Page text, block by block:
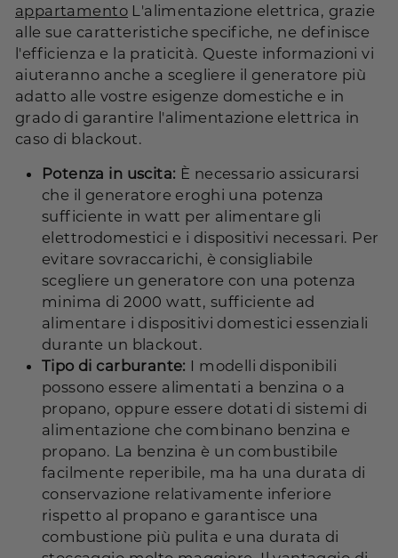
appartamento L'alimentazione elettrica, grazie
alle sue caratteristiche specifiche, ne definisce
l'efficienza e la praticità. Queste informazioni vi
aiuteranno anche a scegliere il generatore più
adatto alle vostre esigenze domestiche e in
grado di garantire l'alimentazione elettrica in
caso di blackout.
Potenza in uscita: È necessario assicurarsi
che il generatore eroghi una potenza
sufficiente in watt per alimentare gli
elettrodomestici e i dispositivi necessari. Per
evitare sovraccarichi, è consigliabile
scegliere un generatore con una potenza
minima di 2000 watt, sufficiente ad
alimentare i dispositivi domestici essenziali
durante un blackout.
Tipo di carburante: I modelli disponibili
possono essere alimentati a benzina o a
propano, oppure essere dotati di sistemi di
alimentazione che combinano benzina e
propano. La benzina è un combustibile
facilmente reperibile, ma ha una durata di
conservazione relativamente inferiore
rispetto al propano e garantisce una
combustione più pulita e una durata di